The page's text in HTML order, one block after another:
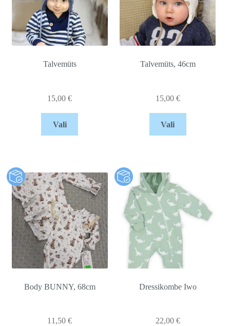
Talvemüts
15,00€
Vali
Talvemüts, 46cm
15,00 €
Vali
Body BUNNY, 68cm
11,50€
Dressikombe Iwo
22,00 €